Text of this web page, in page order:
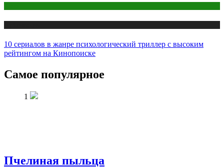
10 сериалов в жанре психологический триллер с высоким
рейтингом на Кинопоиске
Самое популярное
1
Пчелиная пыльца